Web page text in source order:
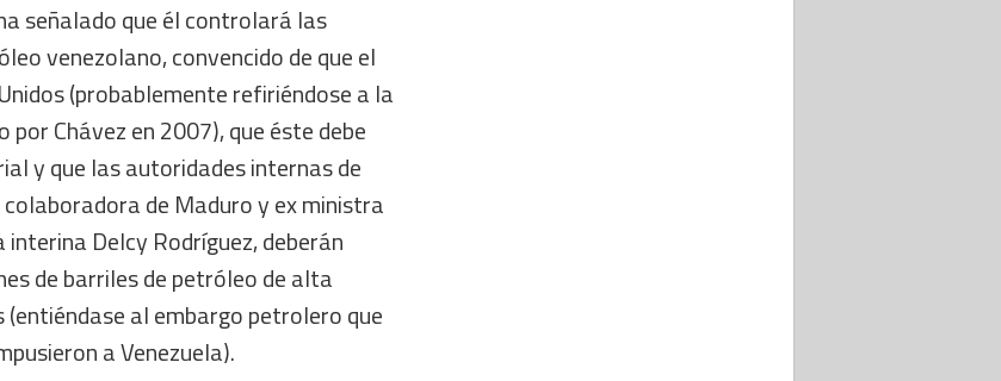
señalado que él controlará las
venezolano, convencido de que el
(probablemente refiriéndose a la
Chávez en 2007), que éste debe
y que las autoridades internas de
de Maduro y ex ministra
Delcy Rodríguez, deberán
de barriles de petróleo de alta
al embargo petrolero que
a Venezuela).